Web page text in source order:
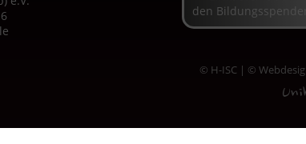
den Bildungsspender
© H-ISC | ©